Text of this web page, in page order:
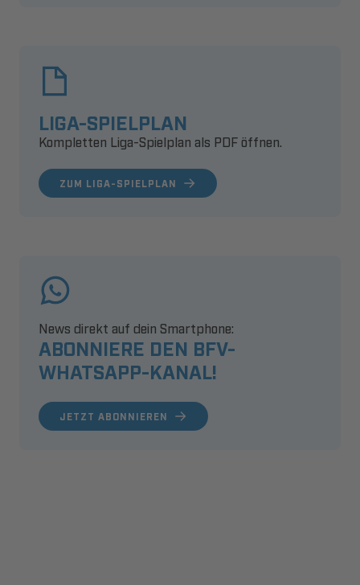
LIGA-SPIELPLAN
Kompletten Liga-Spielplan als PDF öffnen.
ZUM LIGA-SPIELPLAN
ABONNIERE DEN BFV-
WHATSAPP-KANAL!
News direkt auf dein Smartphone:
JETZT ABONNIEREN